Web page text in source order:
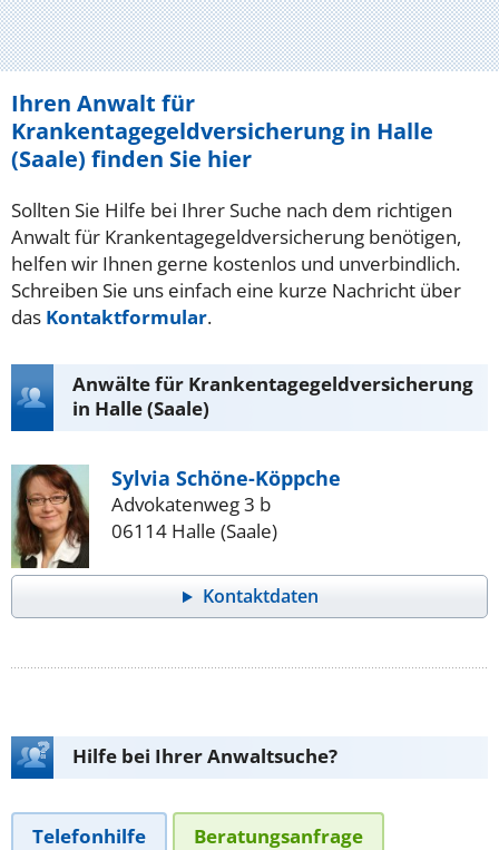
Ihren Anwalt für
Krankentagegeldversicherung in Halle
(Saale) finden Sie hier
Sollten Sie Hilfe bei Ihrer Suche nach dem richtigen
Anwalt für Krankentagegeldversicherung benötigen,
helfen wir Ihnen gerne kostenlos und unverbindlich.
Schreiben Sie uns einfach eine kurze Nachricht über
das Kontaktformular.
Anwälte für Krankentagegeldversicherung
in Halle (Saale)
Sylvia Schöne-Köppche
Advokatenweg 3 b
06114 Halle (Saale)
Kontaktdaten
Hilfe bei Ihrer Anwaltsuche?
Telefonhilfe Beratungsanfrage